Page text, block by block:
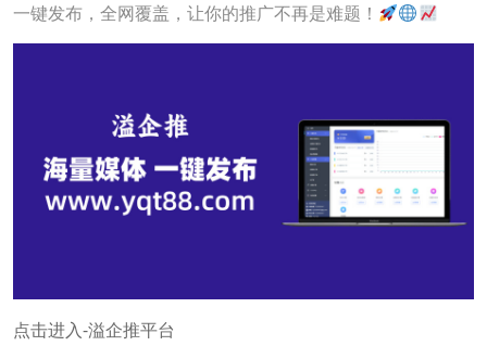
一键发布，全网覆盖，让你的推广不再是难题！
点击进入-溢企推平台